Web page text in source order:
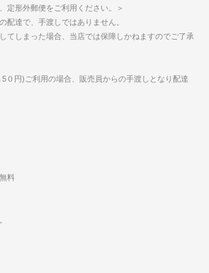
定形外郵便をご利用ください。＞
配達で、手渡しではありません。
てしまった場合、当店では保障しかねますのでご了承
０円)ご利用の場合、販売員からの手渡しとなり配達
料